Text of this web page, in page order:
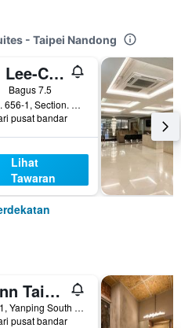
- Taipei Nandong
Hotel Lee-Chan
Bagus 7.5
7-8F., No. 656-1, Section. 4, Bade Road, Taipei, Taiwan
pusat bandar
Lihat
Tawaran
Fun Inn Taipei
2F, No. 21, Yanping South Road, Taipei, Taiwan
pusat bandar